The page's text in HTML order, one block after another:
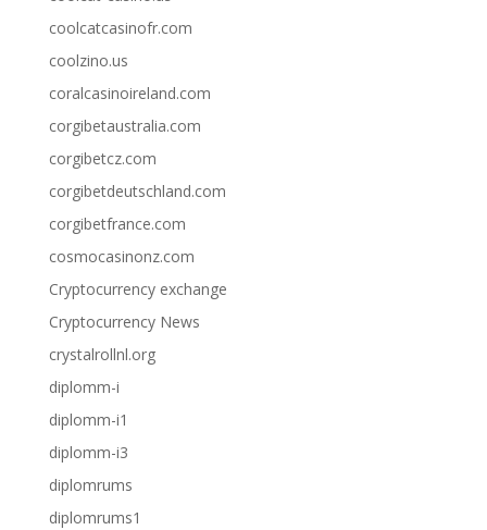
coolcatcasinofr.com
coolzino.us
coralcasinoireland.com
corgibetaustralia.com
corgibetcz.com
corgibetdeutschland.com
corgibetfrance.com
cosmocasinonz.com
Cryptocurrency exchange
Cryptocurrency News
crystalrollnl.org
diplomm-i
diplomm-i1
diplomm-i3
diplomrums
diplomrums1